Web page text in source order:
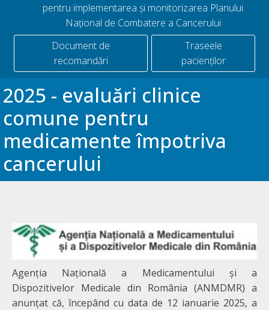
pentru implementarea și monitorizarea Planului
Național de Combatere a Cancerului
Document de
recomandări
Traseele
pacienților
2025 - evaluări clinice
comune pentru
medicamente împotriva
cancerului
Agenția Națională a Medicamentului și a
Dispozitivelor Medicale din România (ANMDMR) a
anunțat că, începând cu data de 12 ianuarie 2025, a